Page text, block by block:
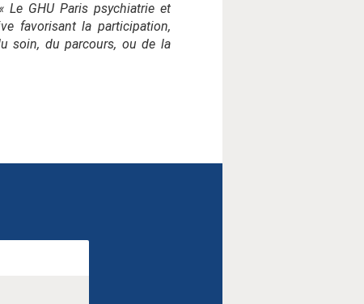
Le GHU Paris psychiatrie et
favorisant la participation,
soin, du parcours, ou de la